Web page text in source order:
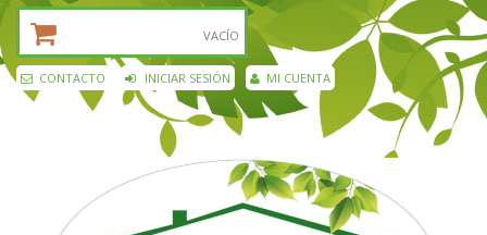
VACÍO
CONTACTO INICIAR SESIÓN MI CUENTA